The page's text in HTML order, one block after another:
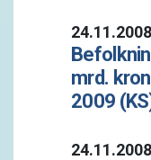
24.11.2008
mrd.
2009
24.11.2008